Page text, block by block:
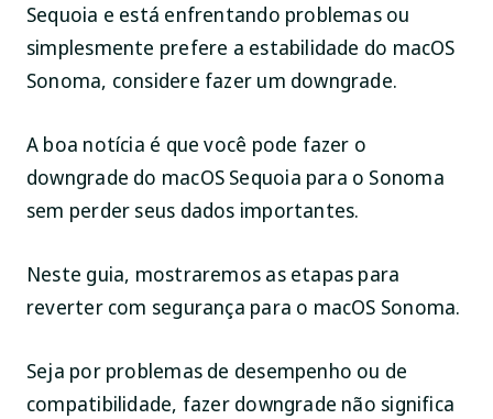
Sequoia e está enfrentando problemas ou
simplesmente prefere a estabilidade do macOS
Sonoma, considere fazer um downgrade.
A boa notícia é que você pode fazer o
downgrade do macOS Sequoia para o Sonoma
sem perder seus dados importantes.
Neste guia, mostraremos as etapas para
reverter com segurança para o macOS Sonoma.
Seja por problemas de desempenho ou de
compatibilidade, fazer downgrade não significa